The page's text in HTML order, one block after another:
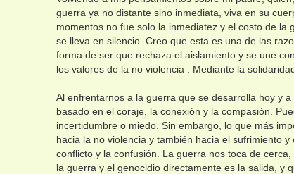
guerra ya no distante sino inmediata, viva en su
momentos no fue solo la inmediatez y el costo de
se lleva en silencio. Creo que esta es una de las
forma de ser que rechaza el aislamiento y se une
los valores de la no violencia . Mediante la
Al enfrentarnos a la guerra que se desarrolla hoy y
basado en el coraje, la conexión y la compasión.
incertidumbre o miedo. Sin embargo, lo que más
hacia la no violencia y también hacia el sufrimiento
conflicto y la confusión. La guerra nos toca de
la guerra y el genocidio directamente es la salida, y